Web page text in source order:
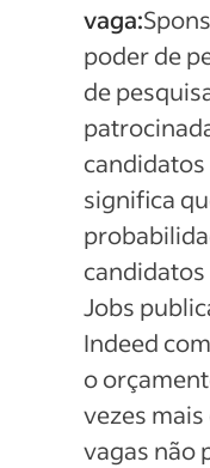
vaga:
poder de
de
significa
Jobs
Indeed
o
vezes
vagas não